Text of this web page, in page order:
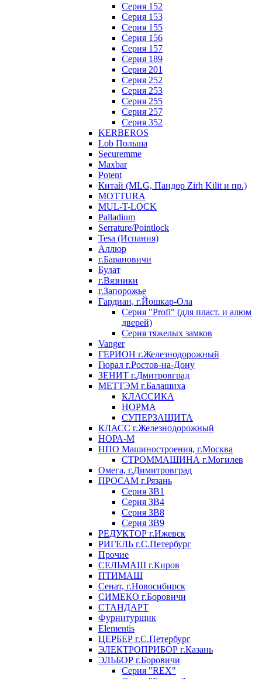
Серия 152
Серия 153
Серия 155
Серия 156
Серия 157
Серия 189
Серия 201
Серия 252
Серия 253
Серия 255
Серия 257
Серия 352
KERBEROS
Lob Польша
Securemme
Maxbar
Potent
Китай (MLG, Пандор Zirh Kilit и пр.)
MOTTURA
MUL-T-LOCK
Palladium
Serrature/Pointlock
Tesa (Испания)
Аллюр
г.Барановичи
Булат
г.Вязники
г.Запорожье
Гардиан, г.Йошкар-Ола
Серия "Profi" (для пласт. и алюм
дверей)
Серия тяжелых замков
Vanger
ГЕРИОН г.Железнодорожный
Гюрал г.Ростов-на-Дону
ЗЕНИТ г.Дмитровград
МЕТТЭМ г.Балашиха
КЛАССИКА
НОРМА
СУПЕРЗАЩИТА
КЛАСС г.Железнодорожный
НОРА-М
НПО Машиностроения, г.Москва
СТРОММАШИНА г.Могилев
Омега, г.Димитровград
ПРОСАМ г.Рязань
Серия ЗВ1
Серия ЗВ4
Серия ЗВ8
Серия ЗВ9
РЕДУКТОР г.Ижевск
РИГЕЛЬ г.С.Петербург
Прочие
СЕЛЬМАШ г.Киров
ПТИМАШ
Сенат, г.Новосибирск
СИМЕКО г.Боровичи
СТАНДАРТ
Фурнитурщик
Elementis
ЦЕРБЕР г.С.Петербург
ЭЛЕКТРОПРИБОР г.Казань
ЭЛЬБОР г.Боровичи
Серия "REX"